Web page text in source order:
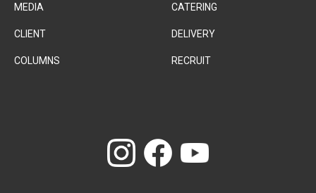
MEDIA
CLIENT
COLUMNS
CATERING
DELIVERY
RECRUIT